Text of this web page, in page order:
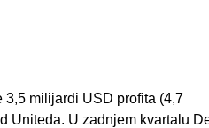
milijardi USD profita (4,7
Uniteda. U zadnjem kvartalu